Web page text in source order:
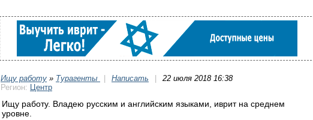
Ищу работу » Турагенты | Написать |
22 июля 2018 16:38
Регион: Центр
Ищу работу. Владею русским и английским языками, иврит на среднем
уровне.